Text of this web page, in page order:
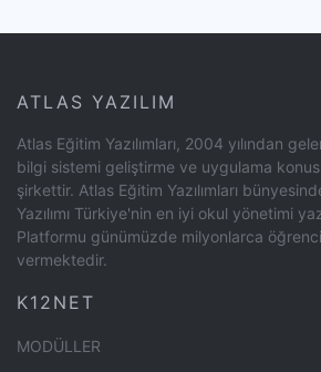
ATLAS YAZILIM
Atlas Eğitim Yazılımları, 2004 yılından
bilgi sistemi geliştirme ve uygulama
şirkettir. Atlas Eğitim Yazılımları
Yazılımı Türkiye'nin en iyi okul yönetimi
Platformu günümüzde milyonlarca
vermektedir.
K12NET
MODÜLLER